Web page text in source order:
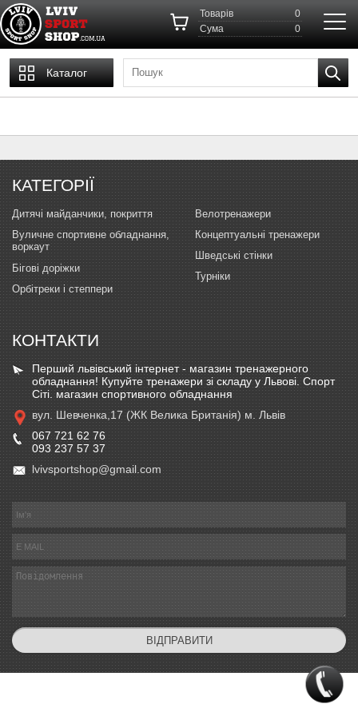
Товарів
0
Cума
0
Каталог
КАТЕГОРІЇ
Дитячі майданчики, покриття
Вуличне спортивне обладнання,
воркаут
Бігові доріжки
Орбітреки і степпери
Велотренажери
Концептуальні тренажери
Шведські стінки
Турніки
КОНТАКТИ
Перший львівський інтернет - магазин тренажерного
обладнання! Купуйте тренажери зі складу у Львові. Спорт
Сіті. магазин спортивного обладнання
вул. Шевченка,17 (ЖК Велика Британія) м. Львів
067 721 62 76
093 237 57 37
lvivsportshop@gmail.com